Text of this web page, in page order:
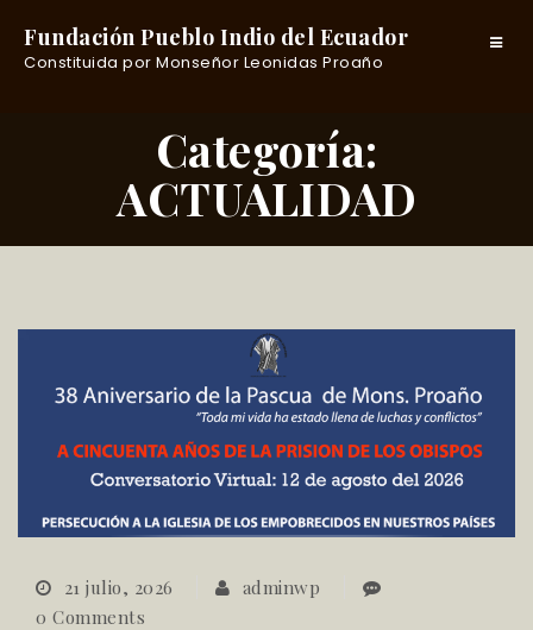
Fundación Pueblo Indio del Ecuador
Constituida por Monseñor Leonidas Proaño
Toggle
Categoría:
ACTUALIDAD
21 julio, 2026
adminwp
0 Comments